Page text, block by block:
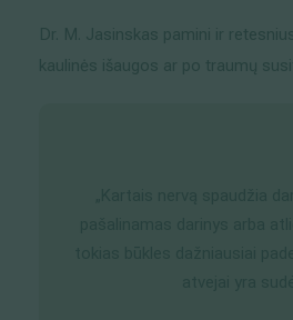
Dr. M. Jasinskas pamini ir
kaulinės išaugos ar po traumų